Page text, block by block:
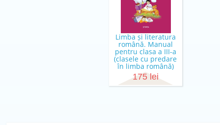
Limba și literatura
română. Manual
pentru clasa a III-a
(clasele cu predare
în limba română)
Maria Buruiană, Aurelia
Ermicioi, Silvia Cotelea
175 lei